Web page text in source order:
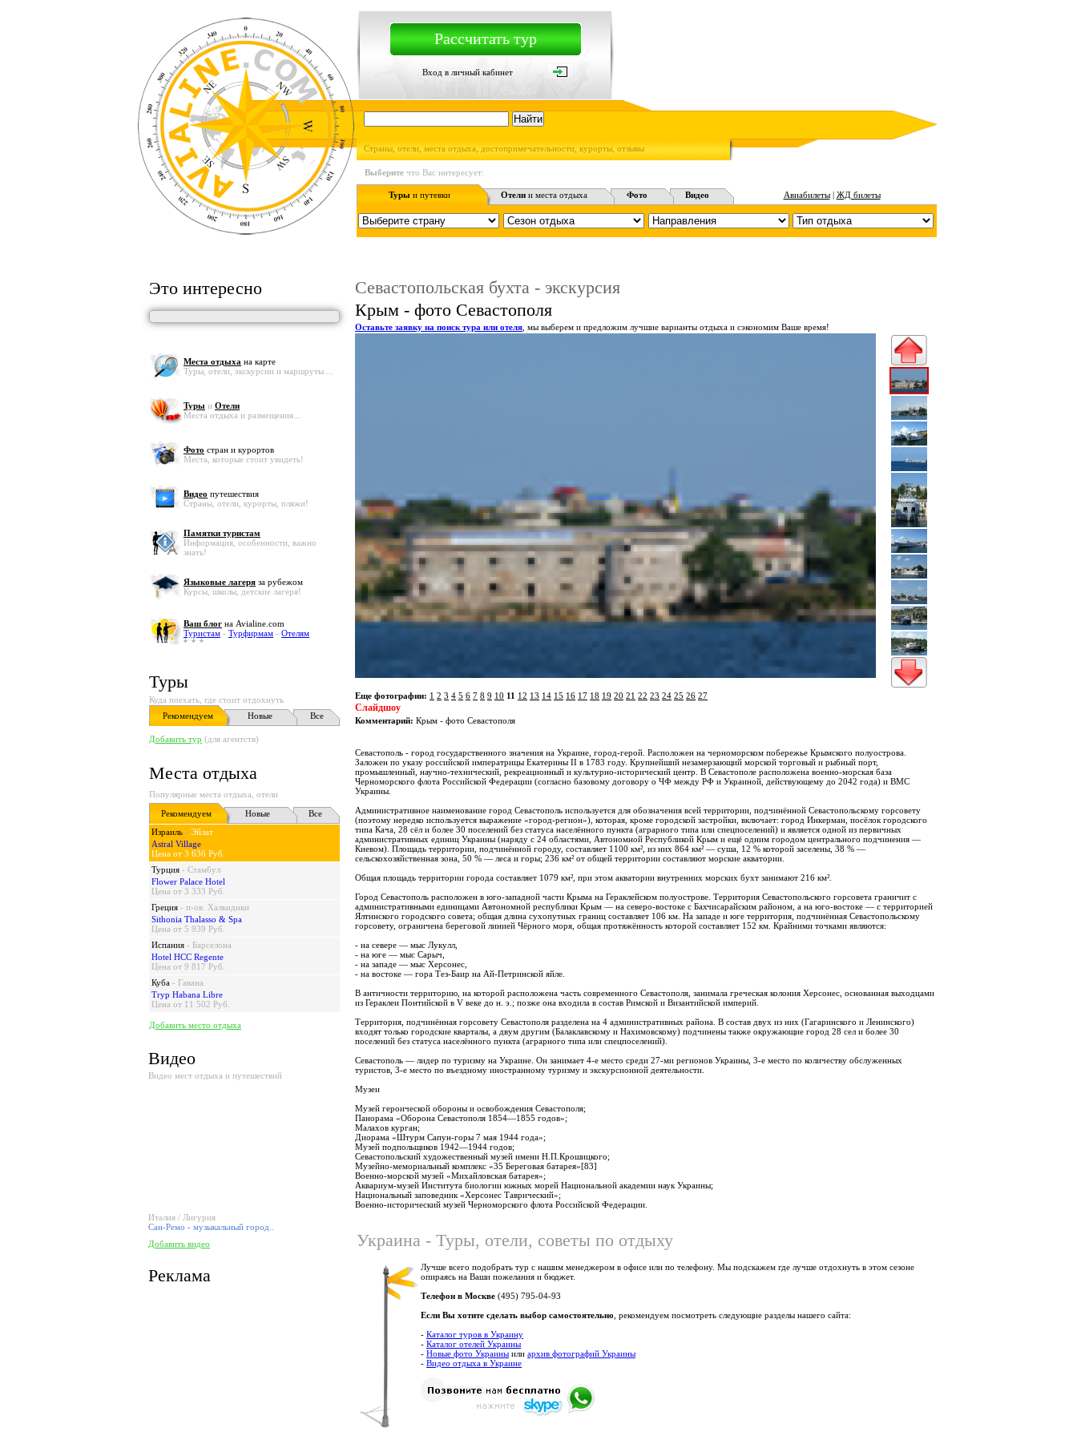
Рассчитать тур
Вход в личный кабинет
Страны, отели, места отдыха, достопримечательности, курорты, отзывы
Выберите что Вас интересует:
Турыи путевки Отели и места отдыха Фото Видео Авиабилеты| ЖД билеты
Это интересно
Места отдыха на карте
Туры, отели, экскурсии и маршруты ...
Туры и Отели
Места отдыха и размещения...
Фото стран и курортов
Места, которые стоит увидеть!
Видео путешествия
Страны, отели, курорты, пляжи!
Памятки туристам
Информация, особенности, важно
знать!
Языковые лагеря за рубежом
Курсы, школы, детские лагеря!
Ваш блог на Avialine.com
Туристам - Турфирмам - Отелям
Туры
Куда поехать, где стоит отдохнуть
Рекомендуем
Новые Все
Добавить тур (для агентств)
Места отдыха
Популярные места отдыха, отели
Рекомендуем
Новые
Все
Израиль - Эйлат
Astral Village
Цена от 3 636 Руб.
Турция - Стамбул
Flower Palace Hotel
Цена от 3 333 Руб.
Греция - п-ов. Халкидики
Sithonia Thalasso & Spa
Цена от 5 939 Руб.
Испания - Барселона
Hotel HCC Regente
Цена от 9 817 Руб.
Куба - Гавана
Tryp Habana Libre
Цена от 11 502 Руб.
Добавить место отдыха
Видео
Видео мест отдыха и путешествий
Италия / Лигурия
Сан-Ремо - музыкальный город..
Добавить видео
Реклама
Севастопольская бухта - экскурсия
Крым - фото Севастополя
Оставьте заявку на поиск тура или отеля , мы выберем и предложим лучшие варианты отдыха и сэкономим Ваше время!
Еще фотографии: 1 2 3 4 5 6 7 8 9 10 11 12 13 14 15 16 17 18 19 20 21 22 23 24 25 26 27
Слайдшоу
Комментарий: Крым - фото Севастополя
Севастополь - город государственного значения на Украине, город-герой. Расположен на черноморском побережье Крымского полуострова.
Заложен по указу российской императрицы Екатерины II в 1783 году. Крупнейший незамерзающий морской торговый и рыбный порт,
промышленный, научно-технический, рекреационный и культурно-исторический центр. В Севастополе расположена военно-морская база
Черноморского флота Российской Федерации (согласно базовому договору о ЧФ между РФ и Украиной, действующему до 2042 года) и ВМС
Украины.
Административное наименование город Севастополь используется для обозначения всей территории, подчинённой Севастопольскому горсовету
(поэтому нередко используется выражение «город-регион»), которая, кроме городской застройки, включает: город Инкерман, посёлок городского
типа Кача, 28 сёл и более 30 поселений без статуса населённого пункта (аграрного типа или спецпоселений) и является одной из первичных
административных единиц Украины (наряду с 24 областями, Автономной Республикой Крым и ещё одним городом центрального подчинения —
Киевом). Площадь территории, подчинённой городу, составляет 1100 км², из них 864 км² — суша, 12 % которой заселены, 38 % —
сельскохозяйственная зона, 50 % — леса и горы; 236 км² от общей территории составляют морские акватории.
Общая площадь территории города составляет 1079 км², при этом акватории внутренних морских бухт занимают 216 км².
Город Севастополь расположен в юго-западной части Крыма на Гераклейском полуострове. Территория Севастопольского горсовета граничит с
административными единицами Автономной республики Крым — на северо-востоке с Бахчисарайским районом, а на юго-востоке — с территорией
Ялтинского городского совета; общая длина сухопутных границ составляет 106 км. На западе и юге территория, подчинённая Севастопольскому
горсовету, ограничена береговой линией Чёрного моря, общая протяжённость которой составляет 152 км. Крайними точками являются:
- на севере — мыс Лукулл,
- на юге — мыс Сарыч,
- на западе — мыс Херсонес,
- на востоке — гора Тез-Баир на Ай-Петринской яйле.
В античности территорию, на которой расположена часть современного Севастополя, занимала греческая колония Херсонес, основанная выходцами
из Гераклеи Понтийской в V веке до н. э.; позже она входила в состав Римской и Византийской империй.
Территория, подчинённая горсовету Севастополя разделена на 4 административных района. В состав двух из них (Гагаринского и Ленинского)
входят только городские кварталы, а двум другим (Балаклавскому и Нахимовскому) подчинены также окружающие город 28 сел и более 30
поселений без статуса населённого пункта (аграрного типа или спецпоселений).
Севастополь — лидер по туризму на Украине. Он занимает 4-е место среди 27-ми регионов Украины, 3-е место по количеству обслуженных
туристов, 3-е место по въездному иностранному туризму и экскурсионной деятельности.
Музеи
Музей героической обороны и освобождения Севастополя;
Панорама «Оборона Севастополя 1854—1855 годов»;
Малахов курган;
Диорама «Штурм Сапун-горы 7 мая 1944 года»;
Музей подпольщиков 1942—1944 годов;
Севастопольский художественный музей имени Н.П.Крошицкого;
Музейно-мемориальный комплекс «35 Береговая батарея»[83]
Военно-морской музей «Михайловская батарея»;
Аквариум-музей Института биологии южных морей Национальной академии наук Украины;
Национальный заповедник «Херсонес Таврический»;
Военно-исторический музей Черноморского флота Российской Федерации.
Украина - Туры, отели, советы по отдыху
Лучше всего подобрать тур с нашим менеджером в офисе или по телефону. Мы подскажем где лучше отдохнуть в этом сезоне
опираясь на Ваши пожелания и бюджет.
Телефон в Москве (495) 795-04-93
Если Вы хотите сделать выбор самостоятельно , рекомендуем посмотреть следующие разделы нашего сайта:
- Каталог туров в Украину
- Каталог отелей Украины
- Новые фото Украины или архив фотографий Украины
- Видео отдыха в Украине